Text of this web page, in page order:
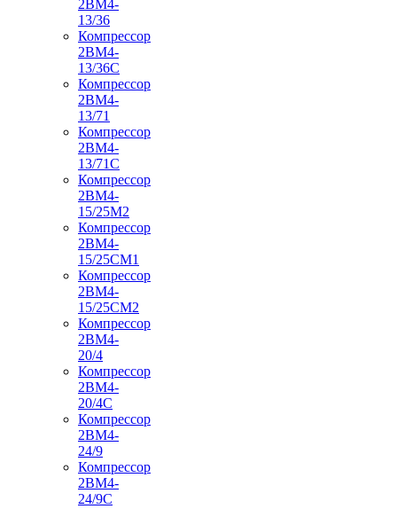
2ВМ4-
13/36
Компрессор
2ВМ4-
13/36С
Компрессор
2ВМ4-
13/71
Компрессор
2ВМ4-
13/71С
Компрессор
2ВМ4-
15/25М2
Компрессор
2ВМ4-
15/25СМ1
Компрессор
2ВМ4-
15/25СМ2
Компрессор
2ВМ4-
20/4
Компрессор
2ВМ4-
20/4С
Компрессор
2ВМ4-
24/9
Компрессор
2ВМ4-
24/9С